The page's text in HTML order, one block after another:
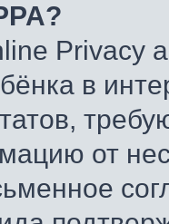
Privacy
в
от